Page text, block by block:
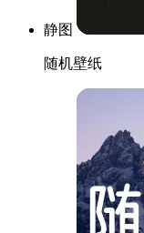
静图
随机壁纸